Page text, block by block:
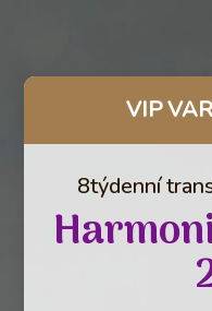
VIP
8týdenní